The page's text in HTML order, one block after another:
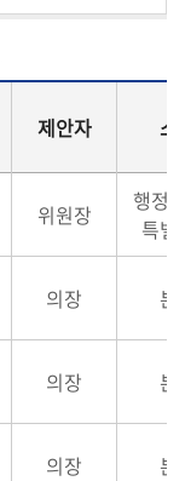
제안자 소
위원장
행정
특별
의장 본
의장 본
의장 본